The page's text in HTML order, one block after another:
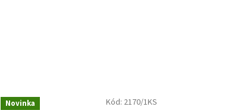
Novinka
Kód: 2170/1KS